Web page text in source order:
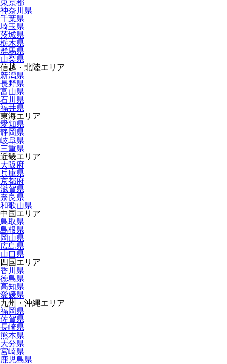
東京都
神奈川県
千葉県
埼玉県
茨城県
栃木県
群馬県
山梨県
信越・北陸エリア
新潟県
長野県
富山県
石川県
福井県
東海エリア
愛知県
静岡県
岐阜県
三重県
近畿エリア
大阪府
兵庫県
京都府
滋賀県
奈良県
和歌山県
中国エリア
鳥取県
島根県
岡山県
広島県
山口県
四国エリア
香川県
徳島県
高知県
愛媛県
九州・沖縄エリア
福岡県
佐賀県
長崎県
熊本県
大分県
宮崎県
鹿児島県